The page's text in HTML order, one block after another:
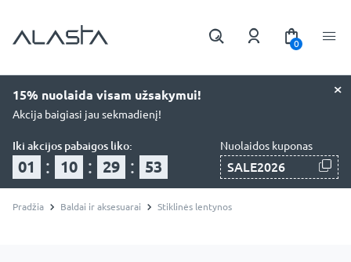
0
×
15% nuolaida visam užsakymui!
Akcija baigiasi jau sekmadienį!
Iki akcijos pabaigos liko:
01 : 10 : 29 : 52
Nuolaidos kuponas
SALE2026
Pradžia Baldai ir aksesuarai Stiklinės lentynos